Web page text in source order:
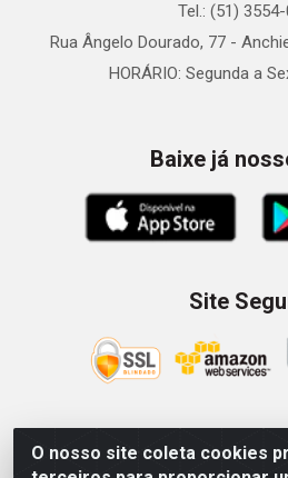
O nosso site coleta cookies
Tel.: (51)
Rua Ângelo Dourado, 77 -
HORÁRIO: Segunda a
Baixe já
Site
Zein Importação e Comércio LTDA -